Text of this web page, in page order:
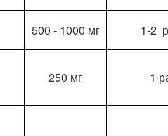
500 - 1000 мг 1-2
250 мг 1